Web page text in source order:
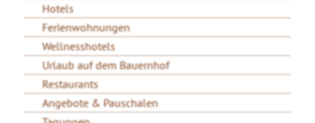
Hotels
Ferienwohnungen
Wellnesshotels
Urlaub auf dem Bauernhof
Restaurants
Angebote & Pauschalen